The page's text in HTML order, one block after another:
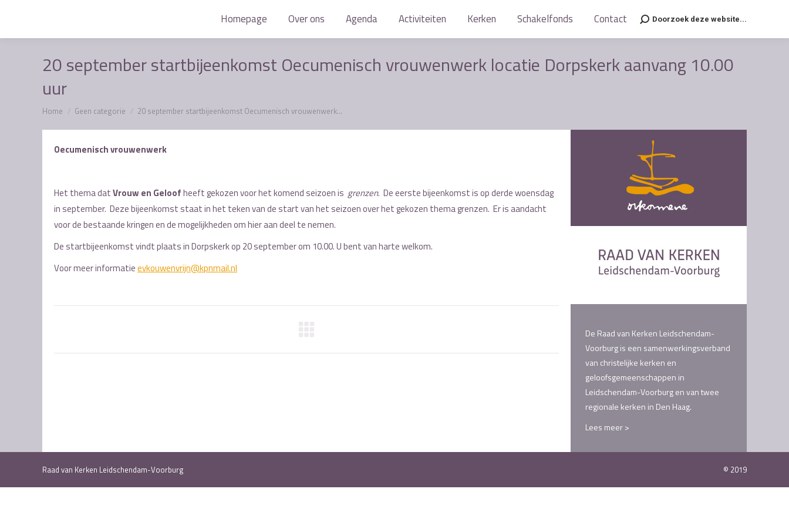
Homepage Over ons Agenda Activiteiten Kerken Schakelfonds Contact Search:Doorzoek deze website...
20 september startbijeenkomst Oecumenisch vrouwenwerk locatie Dorpskerk aanvang 10.00
uur
Je bent hier:
Home Geen categorie 20 september startbijeenkomst Oecumenisch vrouwenwerk…
Oecumenisch vrouwenwerk
Het thema datVrouw en Geloofheeft gekozen voor het komend seizoen is grenzen. De eerste bijeenkomst is op derde woensdag
in september. Deze bijeenkomst staat in het teken van de start van het seizoen over het gekozen thema grenzen. Er is aandacht
voor de bestaande kringen en de mogelijkheden om hier aan deel te nemen.
De startbijeenkomst vindt plaats in Dorpskerk op 20 september om 10.00. U bent van harte welkom.
Voor meer informatieevkouwenvrijn@kpnmail.nl
De Raad van Kerken Leidschendam-
Voorburg is een samenwerkingsverband
van christelijke kerken en
geloofsgemeenschappen in
Leidschendam-Voorburg en van twee
regionale kerken in Den Haag.
Lees meer >
Raad van Kerken Leidschendam-Voorburg © 2019
Homepage Over ons Agenda Activiteiten Kerken Schakelfonds Contact Search:Doorzoek deze website...